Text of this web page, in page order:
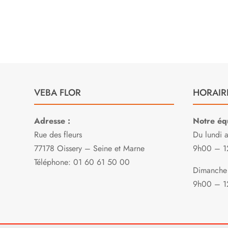
VEBA FLOR
Adresse :
Rue des fleurs
77178 Oissery – Seine et Marne
Téléphone: 01 60 61 50 00
Notre
Du lundi
9h00 –
9h00 –